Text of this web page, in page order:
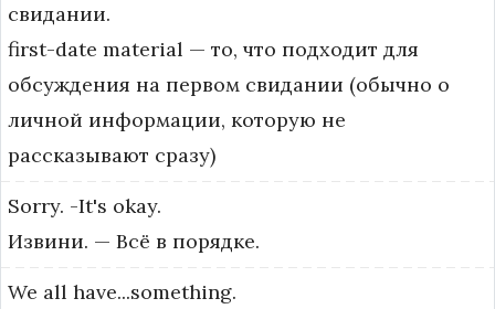
свидании.
first-date material — то, что подходит для
обсуждения на первом свидании (обычно о
личной информации, которую не
рассказывают сразу)
Sorry. -It's okay.
Извини. — Всё в порядке.
We all have...something.